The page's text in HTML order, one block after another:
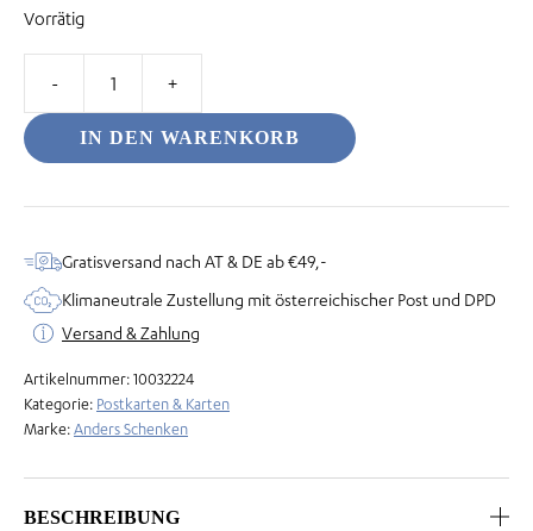
Vorrätig
mit
Sonnenblumensamen
Menge
IN DEN WARENKORB
Gratisversand nach AT & DE ab €49,-
Klimaneutrale Zustellung mit österreichischer Post und DPD
Versand & Zahlung
Artikelnummer:10032224
Kategorie: Postkarten & Karten
Marke:Anders Schenken
BESCHREIBUNG